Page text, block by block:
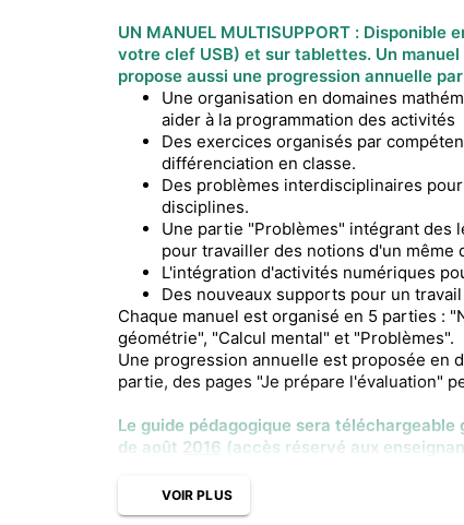
UN MANUEL MULTISUPPORT :
votre clef USB) et sur tablettes. Un
propose aussi une progression annuelle
Une organisation en domaines
aider à la programmation des activités
Des exercices organisés par
différenciation en classe.
Des problèmes interdisciplinaires
disciplines.
Une partie "Problèmes" intégrant des
pour travailler des notions d'un même
L'intégration d'activités numériques
Des nouveaux supports pour un
Chaque manuel est organisé en 5 parties :
géométrie", "Calcul mental" et "Problèmes".
Une progression annuelle est proposée en
partie, des pages "Je prépare l'évaluation"
Le guide pédagogique sera
de août 2016 (accès réservé aux
VOIR PLUS